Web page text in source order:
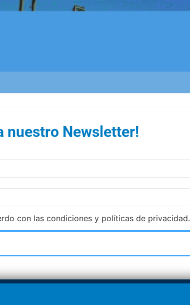
nuestro Newsletter!
con las condiciones y políticas de privacidad.